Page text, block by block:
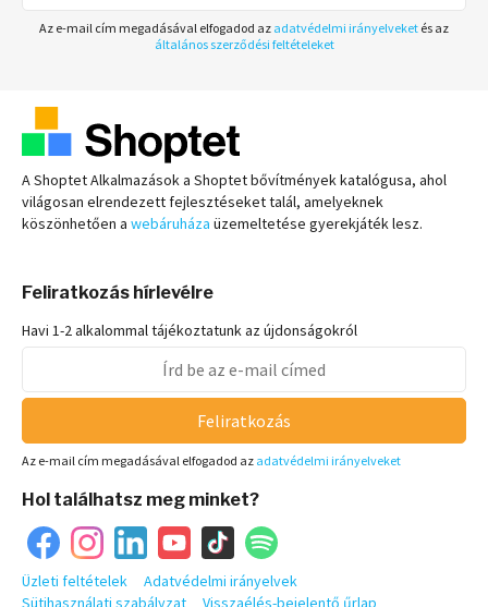
Az e-mail cím megadásával elfogadod az adatvédelmi irányelveket és az
általános szerződési feltételeket
A Shoptet Alkalmazások a Shoptet bővítmények katalógusa, ahol
világosan elrendezett fejlesztéseket talál, amelyeknek
köszönhetően a webáruháza üzemeltetése gyerekjáték lesz.
Feliratkozás hírlevélre
Havi 1-2 alkalommal tájékoztatunk az újdonságokról
Feliratkozás
Az e-mail cím megadásával elfogadod az adatvédelmi irányelveket
Hol találhatsz meg minket?
Üzleti feltételek
Adatvédelmi irányelvek
Sütihasználati szabályzat
Visszaélés-bejelentő űrlap